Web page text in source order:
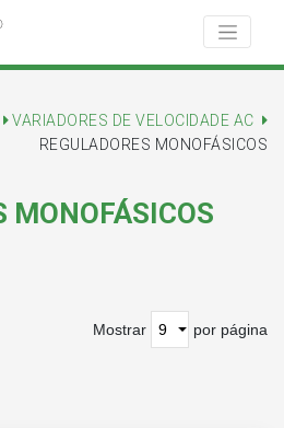
VARIADORES DE VELOCIDADE AC
REGULADORES MONOFÁSICOS
MONOFÁSICOS
Mostrar por página